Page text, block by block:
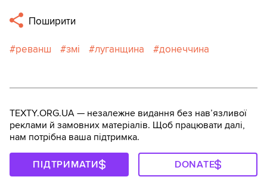
Поширити
реванш змі луганщина донеччина
TEXTY.ORG.UA — незалежне видання без навʼязливої
реклами й замовних матеріалів. Щоб працювати далі,
нам потрібна ваша підтримка.
ПІДТРИМАТИ DONATE